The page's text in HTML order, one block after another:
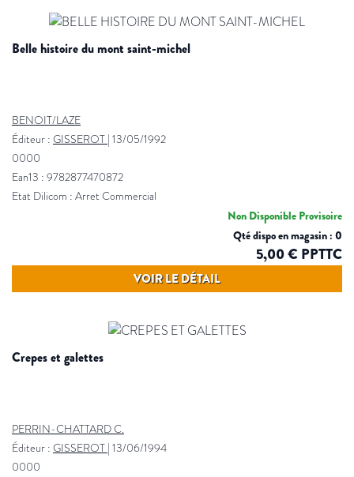
belle histoire du mont saint-michel
BENOIT/LAZE
Éditeur : GISSEROT | 13/05/1992
0000
Ean13 : 9782877470872
Etat Dilicom : Arret Commercial
Non Disponible Provisoire
Qté dispo en magasin : 0
5,00 € PPTTC
VOIR LE DÉTAIL
crepes et galettes
PERRIN-CHATTARD C.
Éditeur : GISSEROT | 13/06/1994
0000